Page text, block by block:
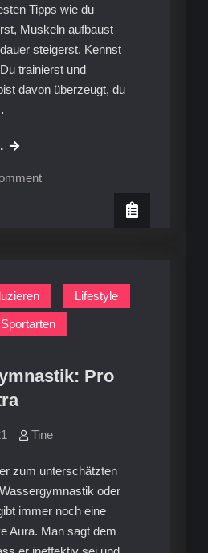
Tipps wie du
Muskeln aufbaust
steigerst. Kennst
trainierst und
davon überzeugt, du
Ratgeber:
Trainingserfolge
on
Lifestyle
Sportarten
Pro
Tine
zum unterschätzten
oder
immer noch eine
Aura. Man sagt dem